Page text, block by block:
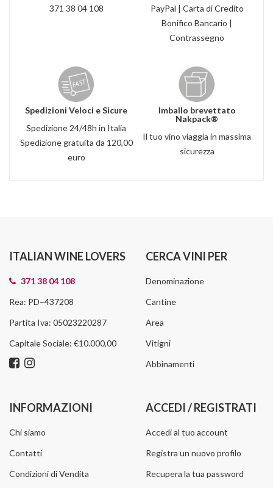
371 38 04 108
PayPal | Carta di Credito
Bonifico Bancario |
Contrassegno
Spedizioni Veloci e Sicure
Spedizione 24/48h in Italia
Spedizione gratuita da 120,00
euro
Imballo brevettato
Nakpack®
Il tuo vino viaggia in massima
sicurezza
ITALIAN WINE LOVERS
371 38 04 108
Rea: PD–437208
Partita Iva: 05023220287
Capitale Sociale: €10.000,00
CERCA VINI PER
Denominazione
Cantine
Area
Vitigni
Abbinamenti
INFORMAZIONI
Chi siamo
Contatti
Condizioni di Vendita
ACCEDI / REGISTRATI
Accedi al tuo account
Registra un nuovo profilo
Recupera la tua password